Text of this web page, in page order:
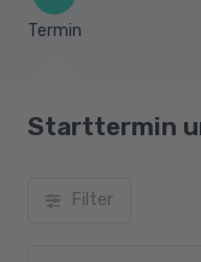
Termin
Starttermin
Filter